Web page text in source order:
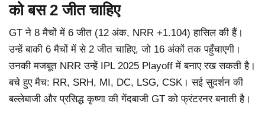
को बस 2 जीत चाहिए
GT ने 8 मैचों में 6 जीत (12 अंक, NRR +1.104) हासिल की हैं।
उन्हें बाकी 6 मैचों में से 2 जीत चाहिए, जो 16 अंकों तक पहुँचाएगी।
उनकी मजबूत NRR उन्हें IPL 2025 Playoff में बनाए रख सकती है।
बचे हुए मैच: RR, SRH, MI, DC, LSG, CSK। सई सुदर्शन की
बल्लेबाजी और प्रसिद्ध कृष्णा की गेंदबाजी GT को फ्रंटरनर बनाती है।